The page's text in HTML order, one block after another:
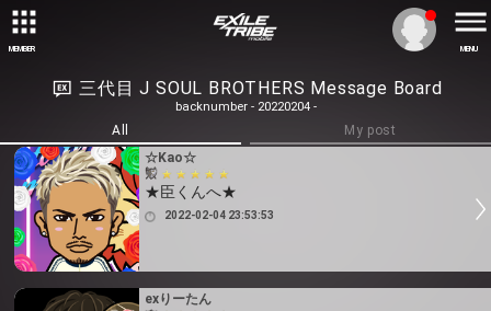
MEMBER MENU
三代目 J SOUL BROTHERS Message Board
backnumber - 20220204 -
All
My post
☆Kao☆
★臣くんへ★
2022-02-04 23:53:53
exりーたん